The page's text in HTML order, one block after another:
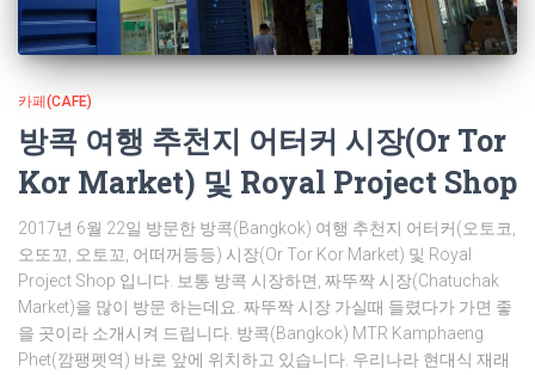
카페(CAFE)
방콕 여행 추천지 어터커 시장(Or Tor
Kor Market) 및 Royal Project Shop
2017년 6월 22일 방문한 방콕(Bangkok) 여행 추천지 어터커(오토코,
오또꼬, 오토꼬, 어떠꺼등등) 시장(Or Tor Kor Market) 및 Royal
Project Shop 입니다. 보통 방콕 시장하면, 짜뚜짝 시장(Chatuchak
Market)을 많이 방문 하는데요. 짜뚜짝 시장 가실때 들렸다가 가면 좋
을 곳이라 소개시켜 드립니다. 방콕(Bangkok) MTR Kamphaeng
Phet(깜팽펫역) 바로 앞에 위치하고 있습니다. 우리나라 현대식 재래